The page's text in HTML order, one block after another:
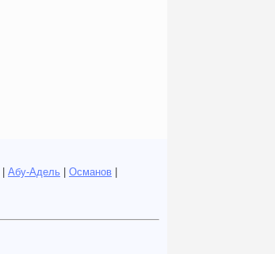
| Абу-Адель | Османов |